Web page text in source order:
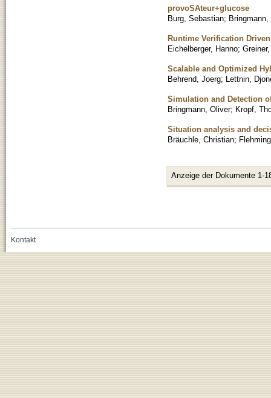
provoSAteur+glucose
Burg, Sebastian; Bringmann,
Runtime Verification
Eichelberger, Hanno;
Scalable and Optimized
Behrend, Joerg; Lettnin,
Simulation and Detection
Bringmann, Oliver; Kropf,
Situation analysis and
Bräuchle, Christian;
Anzeige der Dokumente 1-
Kontakt